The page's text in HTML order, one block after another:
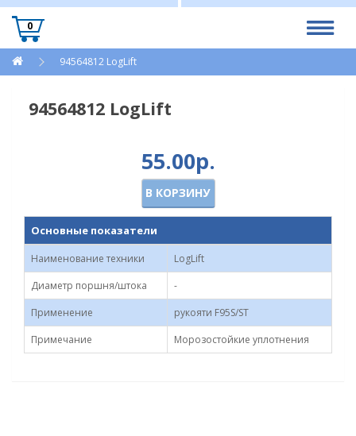
0
94564812 LogLift
94564812 LogLift
55.00р.
В КОРЗИНУ
Основные показатели
Наименование техники
LogLift
Диаметр поршня/штока
-
Применение
рукояти F95S/ST
Примечание
Морозостойкие уплотнения